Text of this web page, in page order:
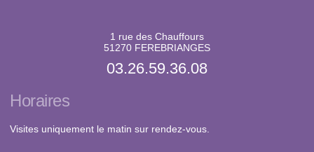
1 rue des Chauffours
51270 FEREBRIANGES
03.26.59.36.08
Horaires
Visites uniquement le matin sur rendez-vous.